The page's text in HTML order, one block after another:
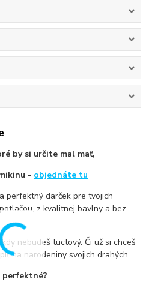
by si určite mal mať,
- objednáte tu
perfektný darček pre tvojich
z kvalitnej bavlny a bez
nebudeš tuctový. Či už si chceš
na narodeniny svojich drahých.
perfektné?